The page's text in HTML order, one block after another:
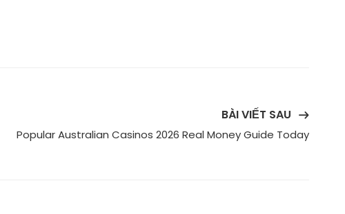
BÀI VIẾT SAU
Popular Australian Casinos 2026 Real Money Guide Today